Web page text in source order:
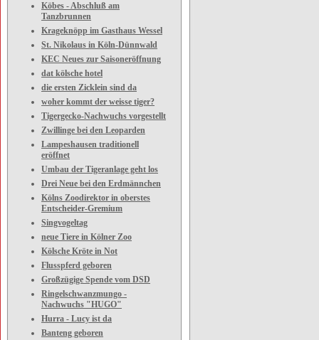
Köbes - Abschluß am
Tanzbrunnen
Krageknöpp im Gasthaus Wessel
St. Nikolaus in Köln-Dünnwald
KEC Neues zur Saisoneröffnung
dat kölsche hotel
die ersten Zicklein sind da
woher kommt der weisse tiger?
Tigergecko-Nachwuchs vorgestellt
Zwillinge bei den Leoparden
Lampeshausen traditionell
eröffnet
Umbau der Tigeranlage geht los
Drei Neue bei den Erdmännchen
Kölns Zoodirektor in oberstes
Entscheider-Gremium
Singvogeltag
neue Tiere in Kölner Zoo
Kölsche Kröte in Not
Flusspferd geboren
Großzügige Spende vom DSD
Ringelschwanzmungo -
Nachwuchs "HUGO"
Hurra - Lucy ist da
Banteng geboren